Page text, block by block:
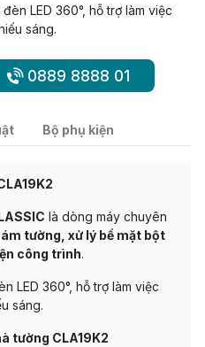
LED 360°, hỗ trợ làm việc
sáng.
0889 8888 01
Bộ phụ kiện
là dòng máy chuyên
tường, xử lý bề mặt bột
công trình.
LED 360°, hỗ trợ làm việc
sáng.
tường CLA19K2